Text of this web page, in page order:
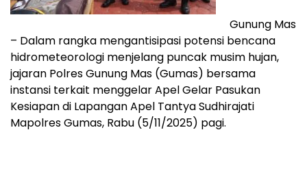
Gunung Mas
– Dalam rangka mengantisipasi potensi bencana
hidrometeorologi menjelang puncak musim hujan,
jajaran Polres Gunung Mas (Gumas) bersama
instansi terkait menggelar Apel Gelar Pasukan
Kesiapan di Lapangan Apel Tantya Sudhirajati
Mapolres Gumas, Rabu (5/11/2025) pagi.